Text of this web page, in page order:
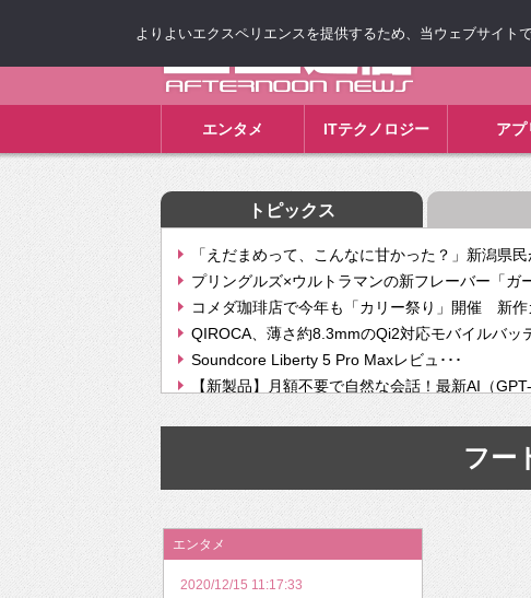
エンタメ ITテクノロジー アプ
トピックス
「えだまめって、こんなに甘かった？」新潟県民
プリングルズ×ウルトラマンの新フレーバー「ガ
コメダ珈琲店で今年も「カリー祭り」開催 新作
QIROCA、薄さ約8.3mmのQi2対応モバイルバッ
Soundcore Liberty 5 Pro Maxレビュ･･･
【新製品】月額不要で自然な会話！最新AI（
【次世代の没入感と生産性】VITURE Luma Ultra･
挫折率8割の壁をAIで突破。ジャストシステム、”
2026年のバレンタインは「自分で作って、想い
フー
エンタメ
2020/12/15 11:17:33
よりよいエクスペリエンスを提供するため、当ウェブサイ